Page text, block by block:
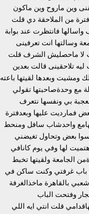
وين ماروح وين ماكون
من الملاحقة دي قلت
واسالها فانتظرت عند بوابة
وسالتها انت تعرفينى
لا ماحصليش الشرف قلت
تلاحقينى قالت بعدين
ومشيت وبعدها لقيتها باعته
مع وحدةصاحبتها تقولي
بي ونفسها نتعرف
فمارديت عليها وبعدفترة
واحدشاب سافل ومنحط
بعض وتحاول تغيضني
لها وفي يوم كانافي
الجامعة ولقيتها تخبط
باب غرفتي وكنت ساكن في
بالقاهرة ماخذالغرفة
وفتحت الباب
قلت انتي ايه اللي